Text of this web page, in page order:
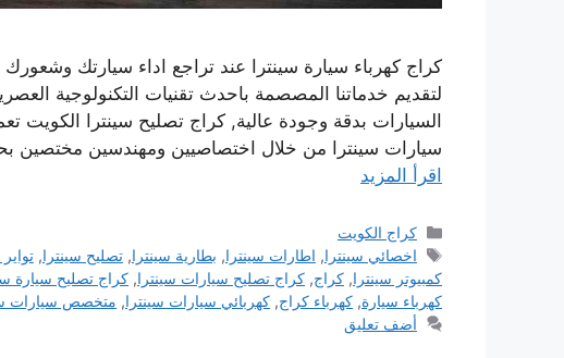
كراج كهرباء سيارة سينترا عند تراجع اداء سيارتك وشعورك
لتقديم خدماتنا المصصمة باحدث تقنيات التكنولوجية
السيارات بدقة وجودة عالية, كراج تصليح سينترا الكويت
سيارات سينترا من خلال اختصاصيين ومهندسين
اقرأ المزيد
التصنيفات
كراج الكويت
الوسوم
اخصائي سينترا, اطارات سينترا, بطارية سينترا,تصليح سينترا,
كمبيوتر سينترا, كراج, كراج تصليح سيارات سينترا, كراج تصليح سيارة
كهرباء سيارة, كهرباء كراج, كهربائي سيارات سينترا, متخصص سيارات
أضف تعليق